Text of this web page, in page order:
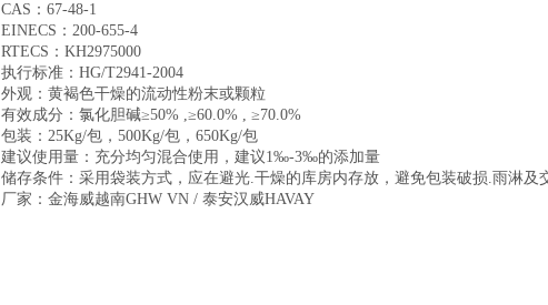
CAS：67-48-1
EINECS：200-655-4
RTECS：KH2975000
执行标准：HG/T2941-2004
外观：黄褐色干燥的流动性粉末或颗粒
有效成分：氯化胆碱≥50% ,≥60.0% , ≥70.0%
包装：25Kg/包，500Kg/包，650Kg/包
建议使用量：充分均匀混合使用，建议1‰-3‰的添加量
储存条件：采用袋装方式，应在避光.干燥的库房内存放，避免包装破损.雨淋及
厂家：金海威越南GHW VN / 泰安汉威HAVAY